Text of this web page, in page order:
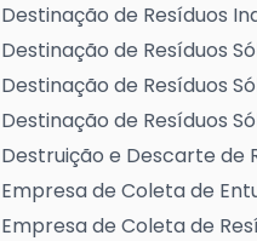
Destinação de Resíduos
Destinação de Resíduos
Destinação de Resíduos
Destinação de Resíduos
Destruição e Descarte de
Empresa de Coleta de
Empresa de Coleta de